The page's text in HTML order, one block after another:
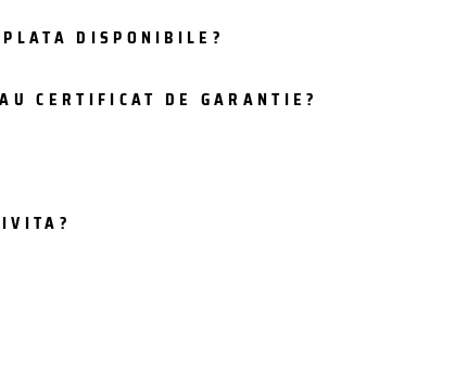
DISPONIBILE?
CERTIFICAT DE GARANTIE?